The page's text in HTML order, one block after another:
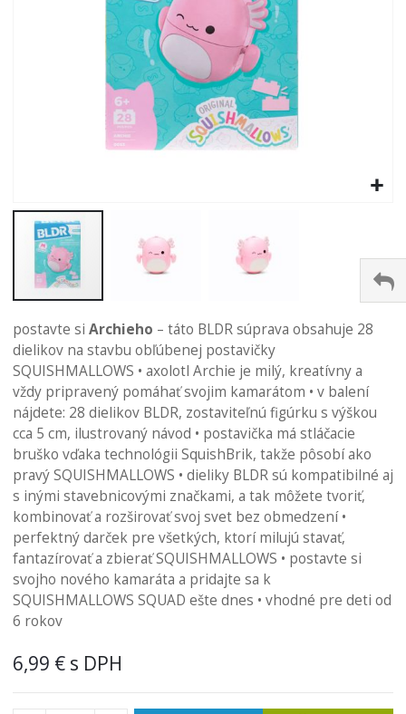
na
začiatok
galérie
obrázkov
postavte si Archieho – táto BLDR súprava obsahuje 28
dielikov na stavbu obľúbenej postavičky
SQUISHMALLOWS • axolotl Archie je milý, kreatívny a
vždy pripravený pomáhať svojim kamarátom • v balení
nájdete: 28 dielikov BLDR, zostaviteľnú figúrku s výškou
cca 5 cm, ilustrovaný návod • postavička má stláčacie
bruško vďaka technológii SquishBrik, takže pôsobí ako
pravý SQUISHMALLOWS • dieliky BLDR sú kompatibilné aj
s inými stavebnicovými značkami, a tak môžete tvoriť,
kombinovať a rozširovať svoj svet bez obmedzení •
perfektný darček pre všetkých, ktorí milujú stavať,
fantazírovať a zbierať SQUISHMALLOWS • postavte si
svojho nového kamaráta a pridajte sa k
SQUISHMALLOWS SQUAD ešte dnes • vhodné pre deti od
6 rokov
6,99 €